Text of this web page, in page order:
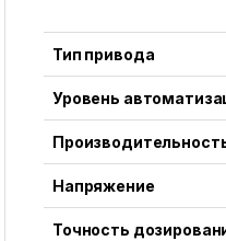
Тип привода
Уровень
Напряжение
Точность